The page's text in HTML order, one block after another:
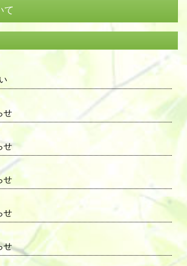
て
せ
せ
せ
せ
せ